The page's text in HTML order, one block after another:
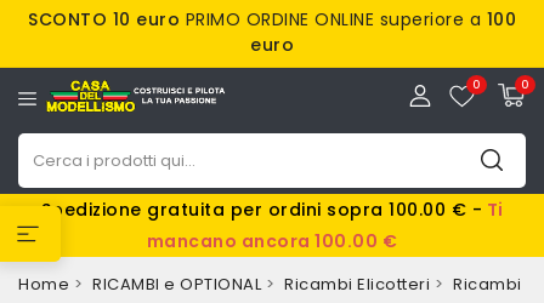
SCONTO 10 euro PRIMO ORDINE ONLINE superiore a 100
euro
0
0
Spedizione gratuita per ordini sopra 100.00 € - Ti
mancano ancora 100.00 €
Home RICAMBI e OPTIONAL Ricambi Elicotteri
Ricambi